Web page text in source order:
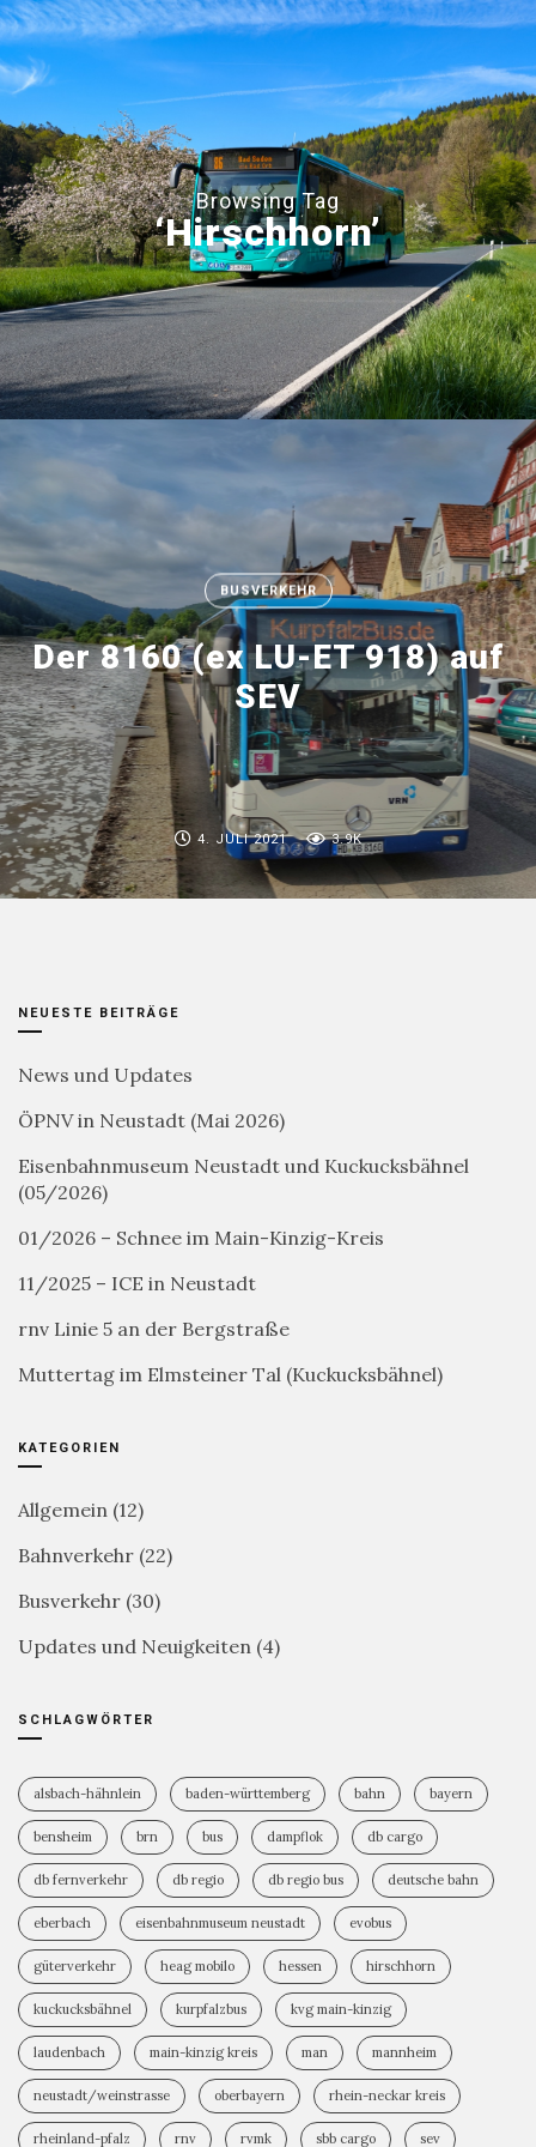
Browsing Tag
‘Hirschhorn’
BUSVERKEHR
Der 8160 (ex LU-ET 918) auf
SEV
4. JULI 2021 3.9K
NEUESTE BEITRÄGE
News und Updates
ÖPNV in Neustadt (Mai 2026)
Eisenbahnmuseum Neustadt und Kuckucksbähnel
(05/2026)
01/2026 – Schnee im Main-Kinzig-Kreis
11/2025 – ICE in Neustadt
rnv Linie 5 an der Bergstraße
Muttertag im Elmsteiner Tal (Kuckucksbähnel)
KATEGORIEN
Allgemein (12)
Bahnverkehr (22)
Busverkehr (30)
Updates und Neuigkeiten (4)
SCHLAGWÖRTER
alsbach-hähnlein baden-württemberg bahn bayern
bensheim brn bus dampflok db cargo
db fernverkehr db regio db regio bus deutsche bahn
eberbach eisenbahnmuseum neustadt evobus
güterverkehr heag mobilo hessen hirschhorn
kuckucksbähnel kurpfalzbus kvg main-kinzig
laudenbach main-kinzig kreis man mannheim
neustadt/weinstrasse oberbayern rhein-neckar kreis
rheinland-pfalz rnv rvmk sbb cargo sev